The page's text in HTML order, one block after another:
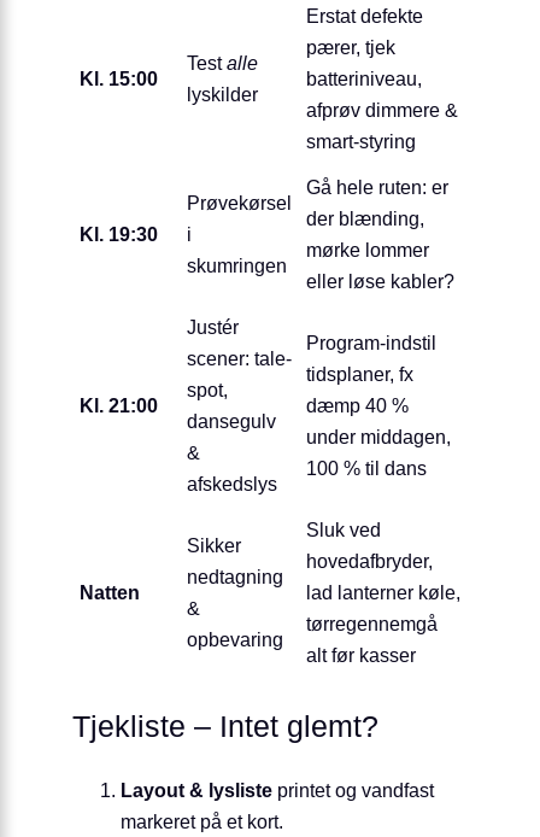
Kl. 15:00
Testalle
lyskilder
Erstat defekte
pærer, tjek
batteriniveau,
afprøv dimmere &
smart-styring
Kl. 19:30
Prøvekørsel
i
skumringen
Gå hele ruten: er
der blænding,
mørke lommer
eller løse kabler?
Kl. 21:00
Justér
scener: tale-
spot,
dansegulv
&
afskedslys
Program-indstil
tidsplaner, fx
dæmp 40 %
under middagen,
100 % til dans
Natten
Sikker
nedtagning
&
opbevaring
Sluk ved
hovedafbryder,
lad lanterner køle,
tørregennemgå
alt før kasser
Tjekliste – Intet glemt?
Layout & lysliste printet og vandfast
markeret på et kort.